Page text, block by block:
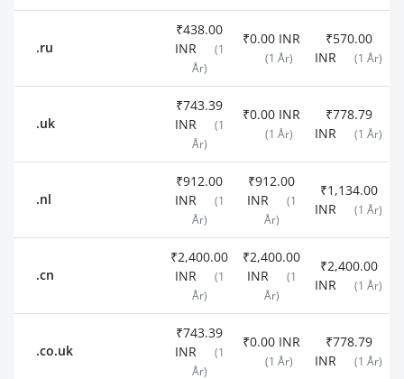
.ru
₹438.00
INR
(1
År)
₹0.00 INR
(1 År)
₹570.00
INR
(1 År)
.uk
₹743.39
INR
(1
År)
₹0.00 INR
(1 År)
₹778.79
INR
(1 År)
.nl
₹912.00
INR
(1
År)
₹912.00
INR
(1
År)
₹1,134.00
INR
(1 År)
.cn
₹2,400.00
INR
(1
År)
₹2,400.00
INR
(1
År)
₹2,400.00
INR
(1 År)
.co.uk
₹743.39
INR
(1
År)
₹0.00 INR
(1 År)
₹778.79
INR
(1 År)